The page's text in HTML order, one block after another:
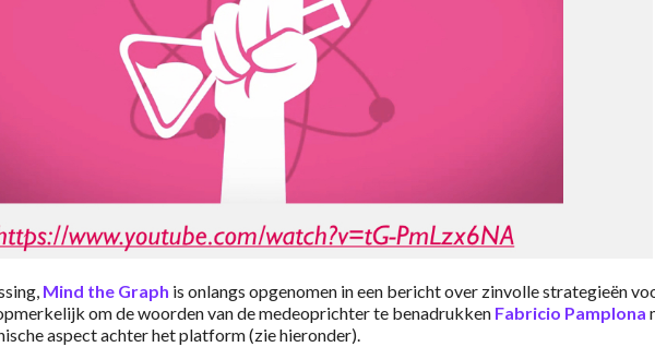
Mind the Graph is onlangs opgenomen in een bericht over zinvolle strategieën
om de woorden van de medeoprichter te benadrukken Fabricio Pamplona
aspect achter het platform (zie hieronder).